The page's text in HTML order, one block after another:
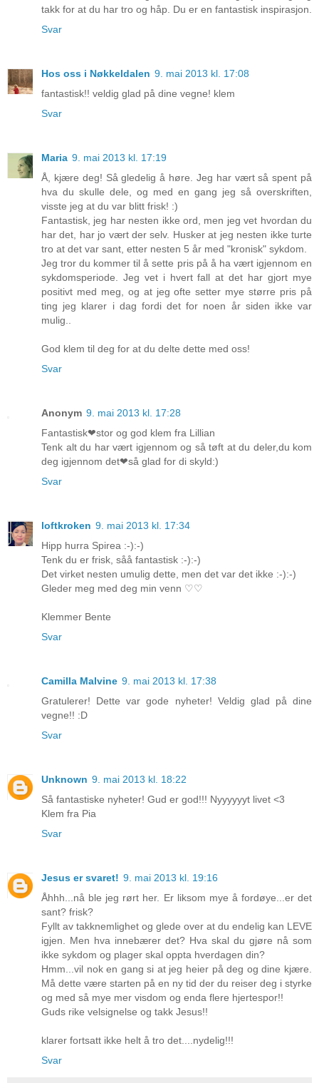
takk for at du har tro og håp. Du er en fantastisk inspirasjon.
Svar
Hos oss i Nøkkeldalen 9. mai 2013 kl. 17:08
fantastisk!! veldig glad på dine vegne! klem
Svar
Maria 9. mai 2013 kl. 17:19
Å, kjære deg! Så gledelig å høre. Jeg har vært så spent på
hva du skulle dele, og med en gang jeg så overskriften,
visste jeg at du var blitt frisk! :)
Fantastisk, jeg har nesten ikke ord, men jeg vet hvordan du
har det, har jo vært der selv. Husker at jeg nesten ikke turte
tro at det var sant, etter nesten 5 år med "kronisk" sykdom.
Jeg tror du kommer til å sette pris på å ha vært igjennom en
sykdomsperiode. Jeg vet i hvert fall at det har gjort mye
positivt med meg, og at jeg ofte setter mye større pris på
ting jeg klarer i dag fordi det for noen år siden ikke var
mulig..
God klem til deg for at du delte dette med oss!
Svar
Anonym 9. mai 2013 kl. 17:28
Fantastisk❤stor og god klem fra Lillian
Tenk alt du har vært igjennom og så tøft at du deler,du kom
deg igjennom det❤så glad for di skyld:)
Svar
loftkroken 9. mai 2013 kl. 17:34
Hipp hurra Spirea :-):-)
Tenk du er frisk, såå fantastisk :-):-)
Det virket nesten umulig dette, men det var det ikke :-):-)
Gleder meg med deg min venn ♡♡
Klemmer Bente
Svar
Camilla Malvine 9. mai 2013 kl. 17:38
Gratulerer! Dette var gode nyheter! Veldig glad på dine
vegne!! :D
Svar
Unknown 9. mai 2013 kl. 18:22
Så fantastiske nyheter! Gud er god!!! Nyyyyyyt livet <3
Klem fra Pia
Svar
Jesus er svaret! 9. mai 2013 kl. 19:16
Åhhh...nå ble jeg rørt her. Er liksom mye å fordøye...er det
sant? frisk?
Fyllt av takknemlighet og glede over at du endelig kan LEVE
igjen. Men hva innebærer det? Hva skal du gjøre nå som
ikke sykdom og plager skal oppta hverdagen din?
Hmm...vil nok en gang si at jeg heier på deg og dine kjære.
Må dette være starten på en ny tid der du reiser deg i styrke
og med så mye mer visdom og enda flere hjertespor!!
Guds rike velsignelse og takk Jesus!!
klarer fortsatt ikke helt å tro det....nydelig!!!
Svar